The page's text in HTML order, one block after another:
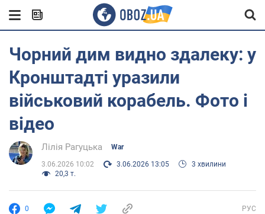
Чорний дим видно здалеку: у
Кронштадті уразили
військовий корабель. Фото і
відео
Лілія Рагуцька War
3.06.2026 10:02 3.06.2026 13:05
3 хвилини
20,3 т.
0 РУС